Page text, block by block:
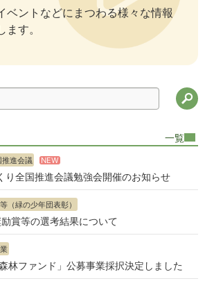
ベントなどにまつわる様々な情報
す。
検
一覧
推進会議 NEW
り全国推進会議勉強会開催のお知らせ
（緑の少年団表彰）
賞等の選考結果について
林ファンド」公募事業採択決定しました